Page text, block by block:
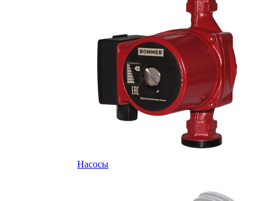
Насосы